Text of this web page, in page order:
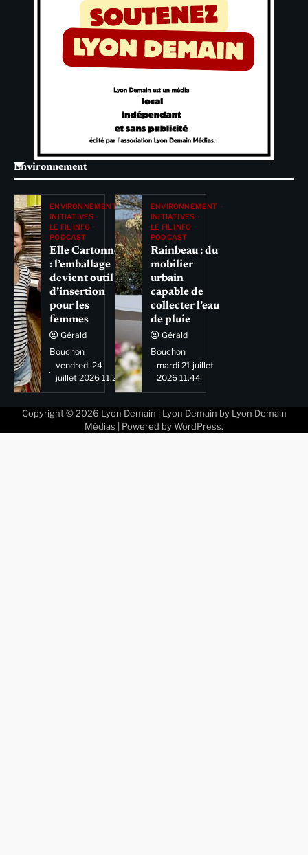
Environnement
ENVIRONNEMENT
INITIATIVES
LE FIL INFO
PODCAST
Elle Cartonne
: l’emballage
devient outil
d’insertion
pour les
femmes
Gérald
Bouchon
vendredi 24
juillet 2026 11:29
ENVIRONNEMENT
INITIATIVES
LE FIL INFO
PODCAST
Rainbeau : du
mobilier
urbain
capable de
collecter l’eau
de pluie
Gérald
Bouchon
mardi 21 juillet
2026 11:44
Copyright © 2026 Lyon Demain | Lyon Demain by Lyon Demain
Médias | Powered by WordPress.